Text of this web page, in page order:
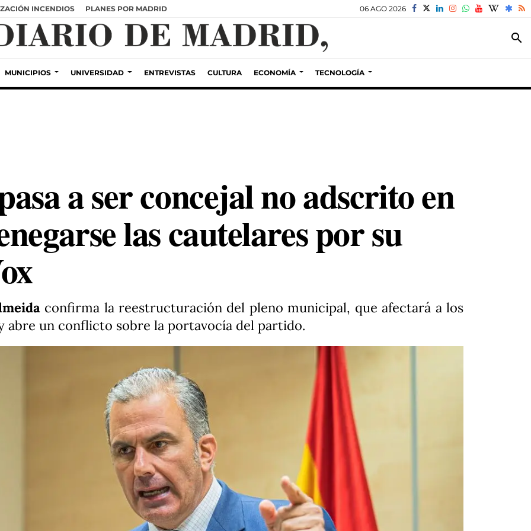
INCENDIOS PLANES POR MADRID 06 AGO 2026
search
MUNICIPIOS UNIVERSIDAD ENTREVISTAS CULTURA ECONOMÍA TECNOLOGÍA
a ser concejal no adscrito en
las cautelares por su
confirma la reestructuración del pleno municipal, que afectará a los
abre un conflicto sobre la portavocía del partido.